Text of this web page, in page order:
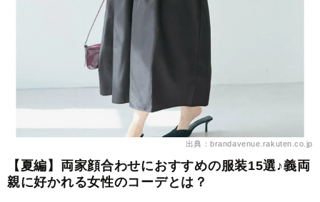
出典：brandavenue.rakuten.co.jp
【夏編】両家顔合わせにおすすめの服装15選♪義両
親に好かれる女性のコーデとは？